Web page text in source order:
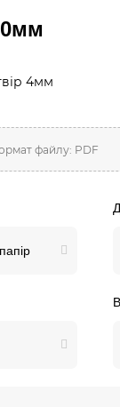
4мм